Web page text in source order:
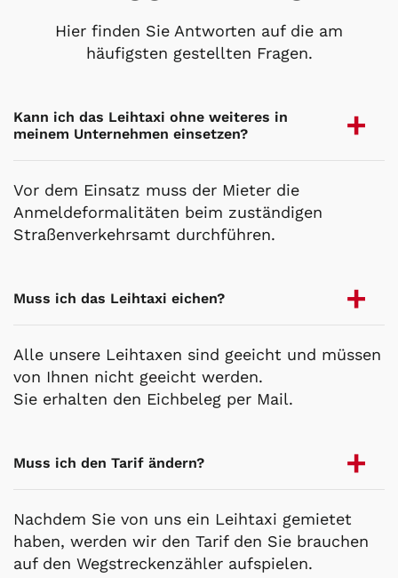
Hier finden Sie Antworten auf die am
häufigsten gestellten Fragen.
Kann ich das Leihtaxi ohne weiteres in
meinem Unternehmen einsetzen?
Vor dem Einsatz muss der Mieter die
Anmeldeformalitäten beim zuständigen
Straßenverkehrsamt durchführen.
Muss ich das Leihtaxi eichen?
Alle unsere Leihtaxen sind geeicht und müssen
von Ihnen nicht geeicht werden.
Sie erhalten den Eichbeleg per Mail.
Muss ich den Tarif ändern?
Nachdem Sie von uns ein Leihtaxi gemietet
haben, werden wir den Tarif den Sie brauchen
auf den Wegstreckenzähler aufspielen.